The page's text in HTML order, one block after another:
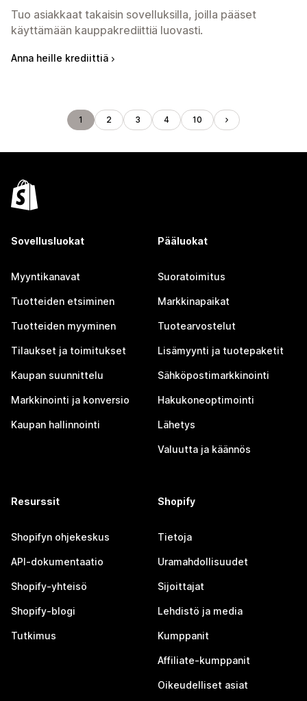
Tuo asiakkaat takaisin sovelluksilla, joilla pääset
käyttämään kauppakrediittiä luovasti.
Anna heille krediittiä
1 2 3 4 10
Sovellusluokat
Myyntikanavat
Tuotteiden etsiminen
Tuotteiden myyminen
Tilaukset ja toimitukset
Kaupan suunnittelu
Markkinointi ja konversio
Kaupan hallinnointi
Pääluokat
Suoratoimitus
Markkinapaikat
Tuotearvostelut
Lisämyynti ja tuotepaketit
Sähköpostimarkkinointi
Hakukoneoptimointi
Lähetys
Valuutta ja käännös
Resurssit
Shopifyn ohjekeskus
API-dokumentaatio
Shopify-yhteisö
Shopify-blogi
Tutkimus
Shopify
Tietoja
Uramahdollisuudet
Sijoittajat
Lehdistö ja media
Kumppanit
Affiliate-kumppanit
Oikeudelliset asiat